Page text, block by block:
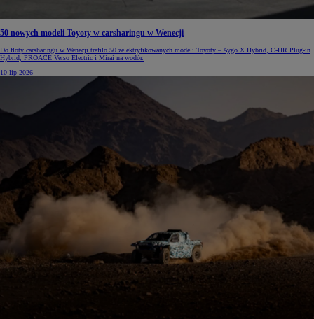
50 nowych modeli Toyoty w carsharingu w Wenecji
Do floty carsharingu w Wenecji trafiło 50 zelektryfikowanych modeli Toyoty – Aygo X Hybrid, C-HR Plug-in
Hybrid, PROACE Verso Electric i Mirai na wodór.
10 lip 2026